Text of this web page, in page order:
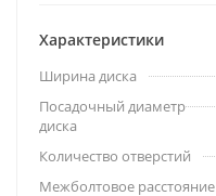
Характеристики
Ширина диска
Посадочный диаметр
диска
Количество отверстий
Межболтовое расстояние